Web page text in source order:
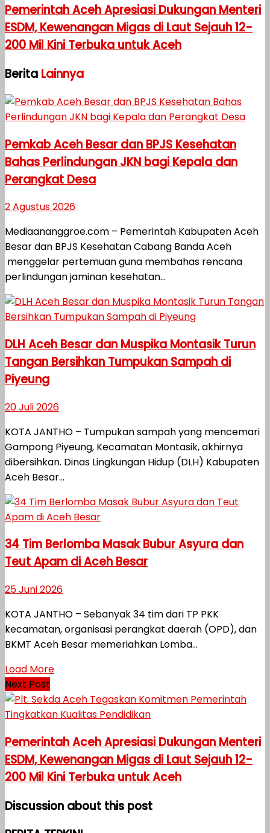
Pemerintah Aceh Apresiasi Dukungan Menteri
ESDM, Kewenangan Migas di Laut Sejauh 12-
200 Mil Kini Terbuka untuk Aceh
Berita Lainnya
Pemkab Aceh Besar dan BPJS Kesehatan
Bahas Perlindungan JKN bagi Kepala dan
Perangkat Desa
2 Agustus 2026
Mediaananggroe.com – Pemerintah Kabupaten Aceh
Besar dan BPJS Kesehatan Cabang Banda Aceh
menggelar pertemuan guna membahas rencana
perlindungan jaminan kesehatan...
DLH Aceh Besar dan Muspika Montasik Turun
Tangan Bersihkan Tumpukan Sampah di
Piyeung
20 Juli 2026
KOTA JANTHO – Tumpukan sampah yang mencemari
Gampong Piyeung, Kecamatan Montasik, akhirnya
dibersihkan. Dinas Lingkungan Hidup (DLH) Kabupaten
Aceh Besar...
34 Tim Berlomba Masak Bubur Asyura dan
Teut Apam di Aceh Besar
25 Juni 2026
KOTA JANTHO – Sebanyak 34 tim dari TP PKK
kecamatan, organisasi perangkat daerah (OPD), dan
BKMT Aceh Besar memeriahkan Lomba...
Load More
Next Post
Pemerintah Aceh Apresiasi Dukungan Menteri
ESDM, Kewenangan Migas di Laut Sejauh 12-
200 Mil Kini Terbuka untuk Aceh
Discussion about this post